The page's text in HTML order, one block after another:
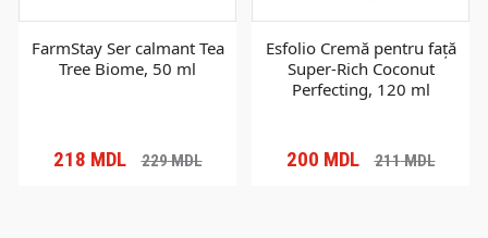
FarmStay Ser calmant Tea
Tree Biome, 50 ml
218 MDL 229MDL
Esfolio Cremă pentru față
Super-Rich Coconut
Perfecting, 120 ml
200 MDL 211MDL